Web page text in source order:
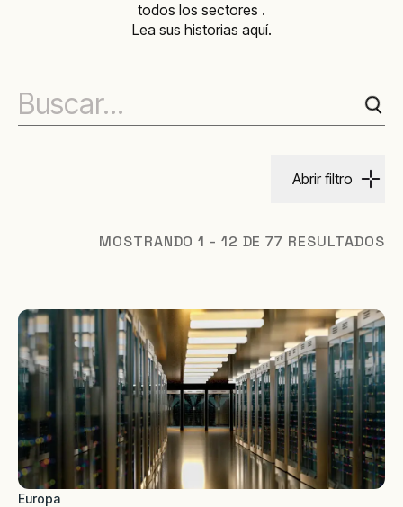
todos los sectores .
Lea sus historias aquí.
Abrir filtro
MOSTRANDO 1 - 12 DE 77 RESULTADOS
Europa